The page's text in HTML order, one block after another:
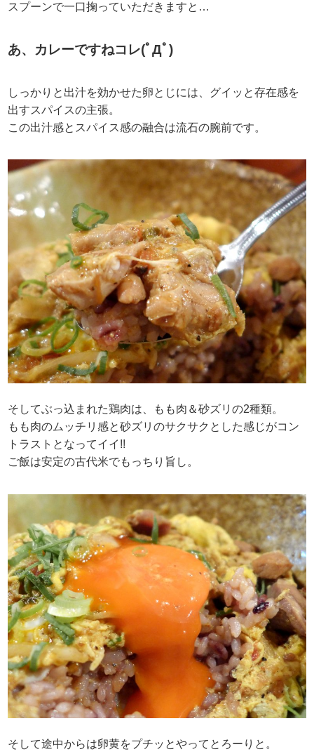
スプーンで一口掬っていただきますと…
あ、カレーですねコレ(ﾟДﾟ)
しっかりと出汁を効かせた卵とじには、グイッと存在感を
出すスパイスの主張。
この出汁感とスパイス感の融合は流石の腕前です。
そしてぶっ込まれた鶏肉は、もも肉＆砂ズリの2種類。
もも肉のムッチリ感と砂ズリのサクサクとした感じがコン
トラストとなってイイ!!
ご飯は安定の古代米でもっちり旨し。
そして途中からは卵黄をプチッとやってとろーりと。